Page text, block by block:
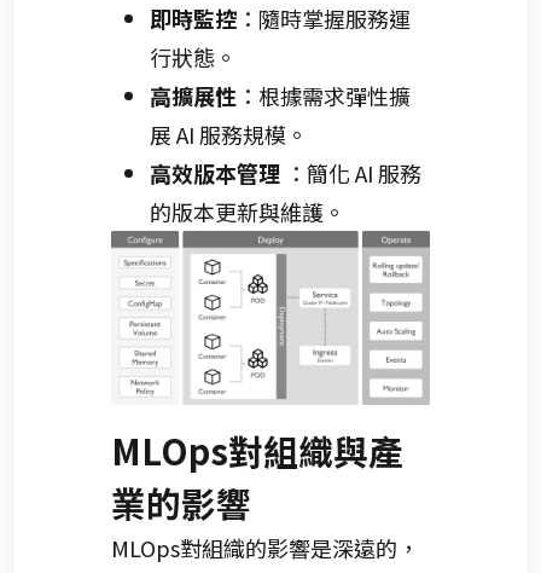
即時監控 ：隨時掌握服務運
行狀態。
高擴展性 ：根據需求彈性擴
展 AI 服務規模。
高效版本管理 ：簡化 AI 服務
的版本更新與維護。
MLOps對組織與產
業的影響
MLOps對組織的影響是深遠的，